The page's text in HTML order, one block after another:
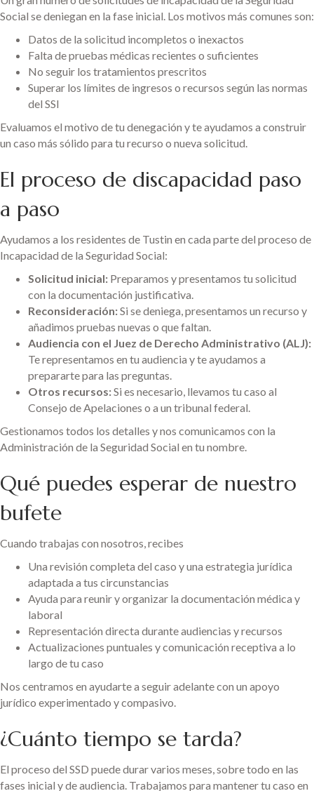
Social se deniegan en la fase inicial. Los motivos más comunes son:
Datos de la solicitud incompletos o inexactos
Falta de pruebas médicas recientes o suficientes
No seguir los tratamientos prescritos
Superar los límites de ingresos o recursos según las normas
del SSI
Evaluamos el motivo de tu denegación y te ayudamos a construir
un caso más sólido para tu recurso o nueva solicitud.
El proceso de discapacidad paso
a paso
Ayudamos a los residentes de Tustin en cada parte del proceso de
Incapacidad de la Seguridad Social:
Solicitud inicial: Preparamos y presentamos tu solicitud
con la documentación justificativa.
Reconsideración:Si se deniega, presentamos un recurso y
añadimos pruebas nuevas o que faltan.
Audiencia con el Juez de Derecho Administrativo (ALJ):
Te representamos en tu audiencia y te ayudamos a
prepararte para las preguntas.
Otros recursos:Si es necesario, llevamos tu caso al
Consejo de Apelaciones o a un tribunal federal.
Gestionamos todos los detalles y nos comunicamos con la
Administración de la Seguridad Social en tu nombre.
Qué puedes esperar de nuestro
bufete
Cuando trabajas con nosotros, recibes
Una revisión completa del caso y una estrategia jurídica
adaptada a tus circunstancias
Ayuda para reunir y organizar la documentación médica y
laboral
Representación directa durante audiencias y recursos
Actualizaciones puntuales y comunicación receptiva a lo
largo de tu caso
Nos centramos en ayudarte a seguir adelante con un apoyo
jurídico experimentado y compasivo.
¿Cuánto tiempo se tarda?
El proceso del SSD puede durar varios meses, sobre todo en las
fases inicial y de audiencia. Trabajamos para mantener tu caso en